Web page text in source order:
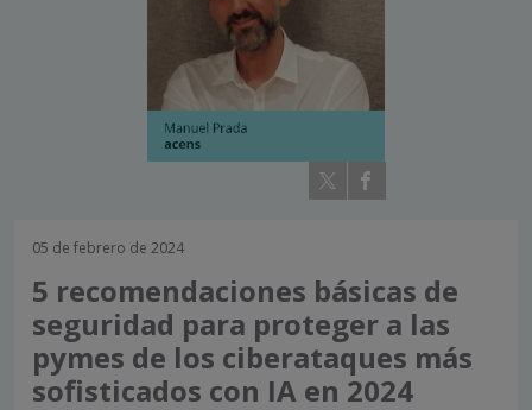
05 de febrero de 2024
5 recomendaciones básicas de
seguridad para proteger a las
pymes de los ciberataques más
sofisticados con IA en 2024